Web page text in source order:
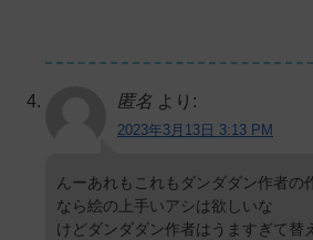
匿名 より:
2023年3月13日 3:13 PM
んーあれもこれもダンダダン作者の
なら絵の上手いアシは欲しいな
けどダンダダン作者はうますぎて替